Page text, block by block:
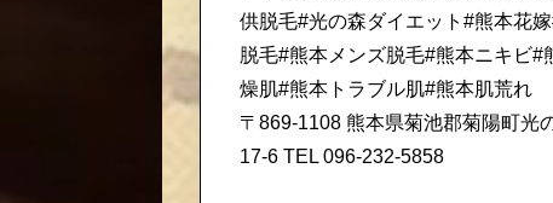
供脱毛#光の森ダイエット#熊本花
脱毛#熊本メンズ脱毛#熊本ニキビ#
燥肌#熊本トラブル肌#熊本肌荒れ
〒869-1108 熊本県菊池郡菊陽町光
17-6 TEL 096-232-5858